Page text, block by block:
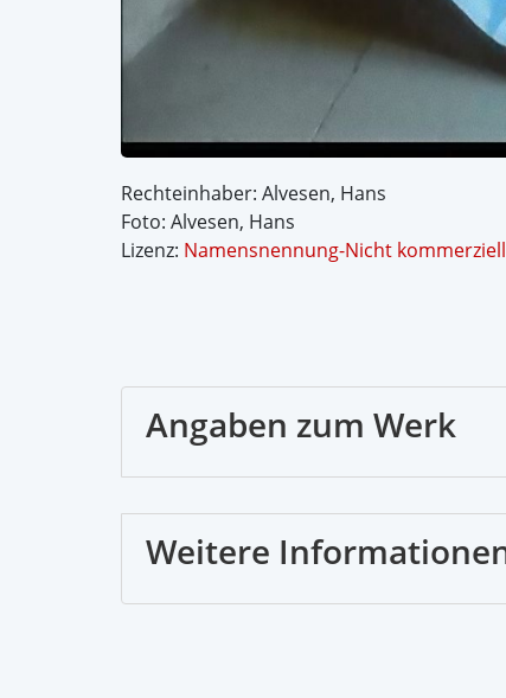
Rechteinhaber: Alvesen, Hans
Foto: Alvesen, Hans
Lizenz: Namensnennung-Nicht kommerziell
Angaben zum Werk
Weitere